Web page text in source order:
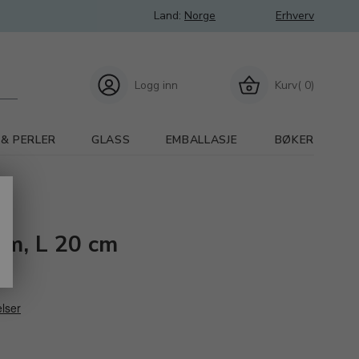
Land: Norge Erhverv
Kurv( 0)
Logg inn
PERLER GLASS EMBALLASJE BØKER
L 20 cm